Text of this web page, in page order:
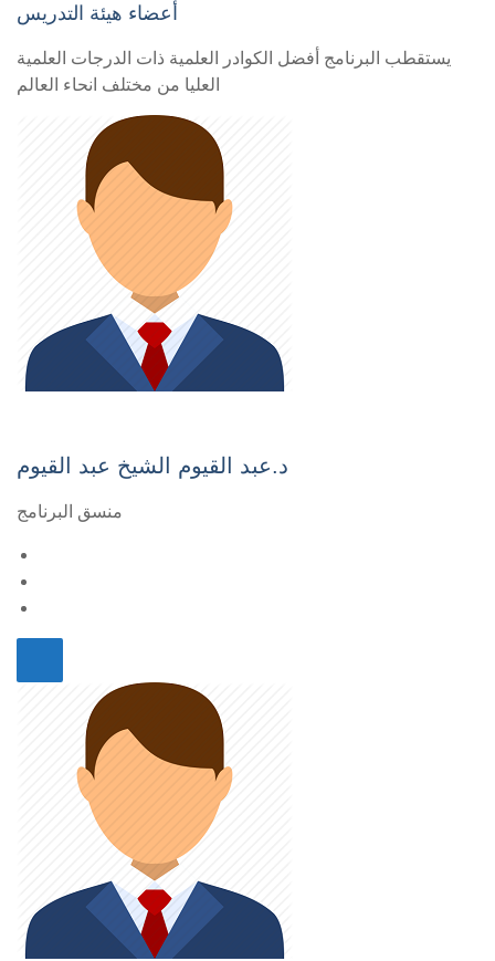
أعضاء هيئة التدريس
يستقطب البرنامج أفضل الكوادر العلمية ذات الدرجات العلمية
العليا من مختلف انحاء العالم
د.عبد القيوم الشيخ عبد القيوم
منسق البرنامج